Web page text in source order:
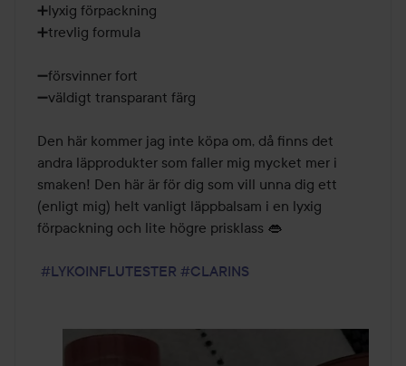
➕lyxig förpackning
➕trevlig formula
➖försvinner fort
➖väldigt transparant färg
Den här kommer jag inte köpa om, då finns det
andra läpprodukter som faller mig mycket mer i
smaken! Den här är för dig som vill unna dig ett
(enligt mig) helt vanligt läppbalsam i en lyxig
förpackning och lite högre prisklass 👄
#LYKOINFLUTESTER #CLARINS